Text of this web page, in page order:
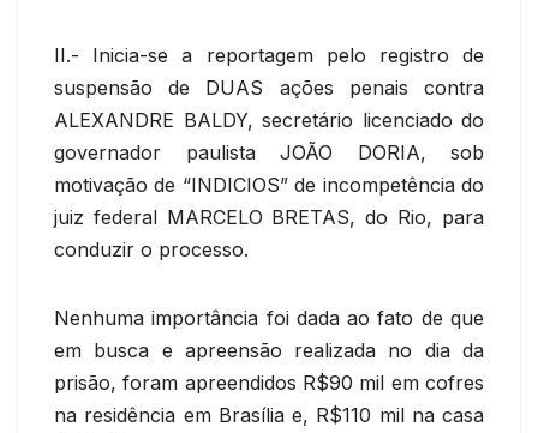
II.- Inicia-se a reportagem pelo registro de
suspensão de DUAS ações penais contra
ALEXANDRE BALDY, secretário licenciado do
governador paulista JOÃO DORIA, sob
motivação de “INDICIOS” de incompetência do
juiz federal MARCELO BRETAS, do Rio, para
conduzir o processo.
Nenhuma importância foi dada ao fato de que
em busca e apreensão realizada no dia da
prisão, foram apreendidos R$90 mil em cofres
na residência em Brasília e, R$110 mil na casa